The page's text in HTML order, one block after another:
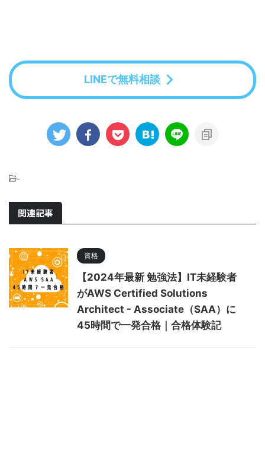
LINEで無料相談
-
関連記事
資格
【2024年最新 勉強法】IT未経験者
がAWS Certified Solutions
Architect - Associate（SAA）に
45時間で一発合格｜合格体験記